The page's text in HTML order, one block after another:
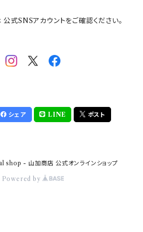
レヨンしんちゃん
モリ)
ートルズ)
bird
ーダイニング)
式SNSアカウントをご確認ください。
シェア LINE ポスト
- 山加商店 公式オンラインショップ
Powered by